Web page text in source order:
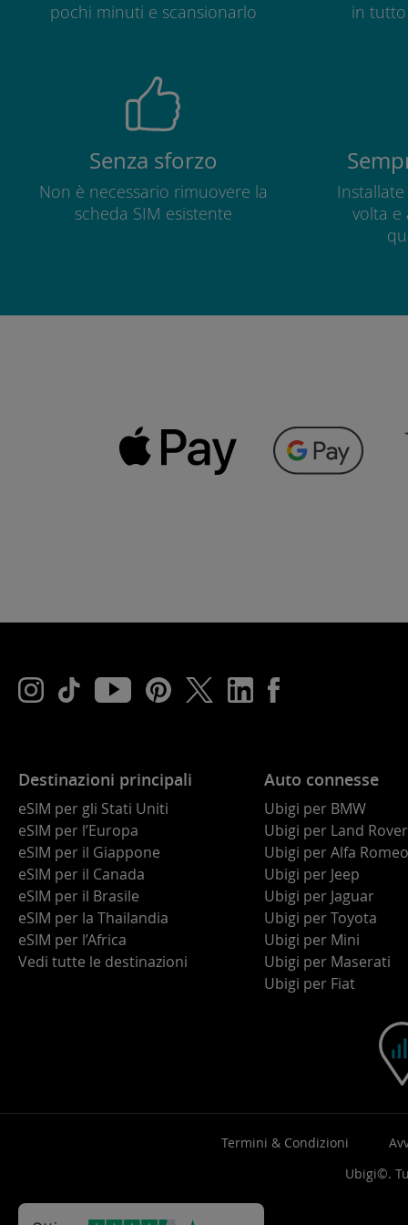
pochi minuti e scansionarlo
in
Senza sforzo
Non è necessario rimuovere la
scheda SIM esistente
volta e
Destinazioni principali
eSIM per gli Stati Uniti
eSIM per l’Europa
eSIM per il Giappone
eSIM per il Canada
eSIM per il Brasile
eSIM per la Thailandia
eSIM per l’Africa
Vedi tutte le destinazioni
Auto connesse
Ubigi per BMW
Ubigi per Land Rover
Ubigi per Alfa Romeo
Ubigi per Jeep
Ubigi per Jaguar
Ubigi per Toyota
Ubigi per Mini
Ubigi per Maserati
Ubigi per Fiat
Termini & Condizioni
Ubigi©.